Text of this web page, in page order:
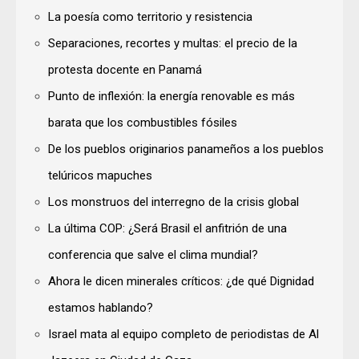
La poesía como territorio y resistencia
Separaciones, recortes y multas: el precio de la
protesta docente en Panamá
Punto de inflexión: la energía renovable es más
barata que los combustibles fósiles
De los pueblos originarios panameños a los pueblos
telúricos mapuches
Los monstruos del interregno de la crisis global
La última COP: ¿Será Brasil el anfitrión de una
conferencia que salve el clima mundial?
Ahora le dicen minerales críticos: ¿de qué Dignidad
estamos hablando?
Israel mata al equipo completo de periodistas de Al